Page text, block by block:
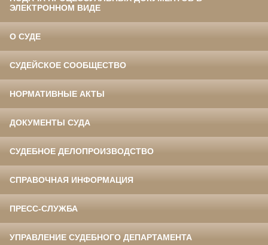
ЭЛЕКТРОННОМ ВИДЕ
О СУДЕ
СУДЕЙСКОЕ СООБЩЕСТВО
НОРМАТИВНЫЕ АКТЫ
ДОКУМЕНТЫ СУДА
СУДЕБНОЕ ДЕЛОПРОИЗВОДСТВО
СПРАВОЧНАЯ ИНФОРМАЦИЯ
ПРЕСС-СЛУЖБА
УПРАВЛЕНИЕ СУДЕБНОГО ДЕПАРТАМЕНТА